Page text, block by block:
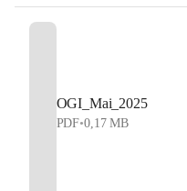
OGI_Mai_2025
PDF•0,17 MB